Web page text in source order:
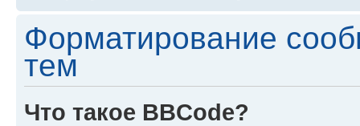
Форматирование
тем
Что такое BBCode?